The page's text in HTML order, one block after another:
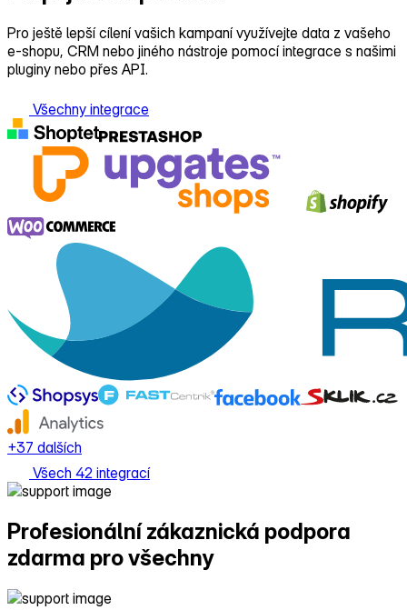
Pro ještě lepší cílení vašich kampaní využívejte data z vašeho
e‑shopu, CRM nebo jiného nástroje pomocí integrace s našimi
pluginy nebo přes API.
Všechny integrace
+37 dalších
Všech 42 integrací
Profesionální zákaznická podpora
zdarma pro všechny